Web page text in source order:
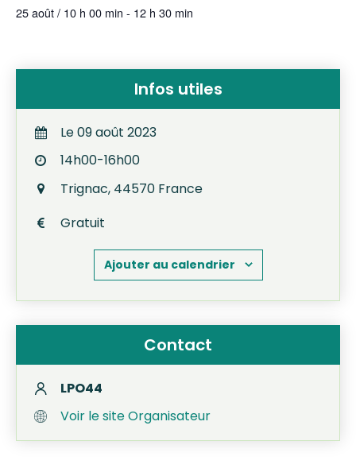
25 août / 10 h 00 min - 12 h 30 min
Infos utiles
Le09août 2023
14h00-16h00
Trignac, 44570 France
Gratuit
Ajouter au calendrier
Contact
LPO44
Voir le site Organisateur